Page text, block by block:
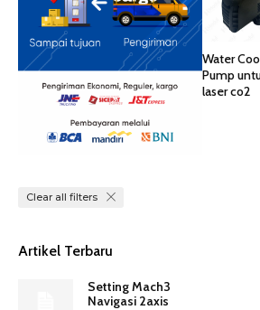
Clear all filters
Artikel Terbaru
Setting Mach3
Navigasi 2axis
Water
Pump
laser co2